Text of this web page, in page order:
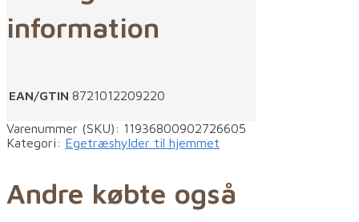
information
EAN/GTIN 8721012209220
Varenummer (SKU): 11936800902726605
Kategori: Egetræshylder til hjemmet
Andre købte også